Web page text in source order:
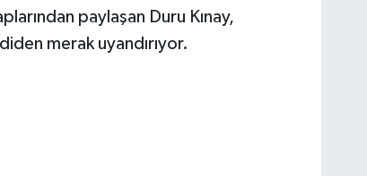
paylaşan Duru Kınay,
merak uyandırıyor.